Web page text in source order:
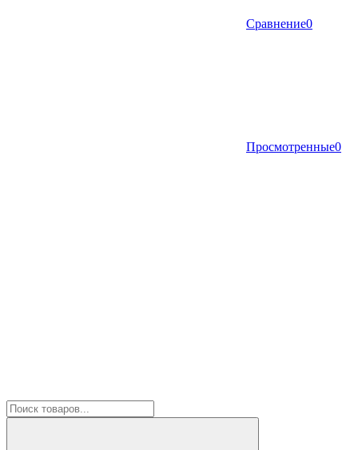
Сравнение0
Просмотренные0